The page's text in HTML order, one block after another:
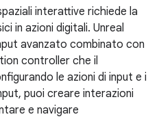
interattive richiede la
in azioni digitali. Unreal
avanzato combinato con
controller che il
le azioni di input e i
puoi creare interazioni
e navigare